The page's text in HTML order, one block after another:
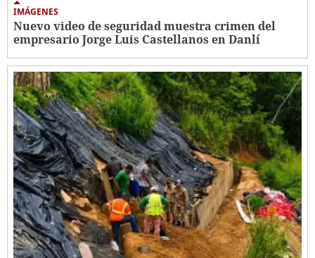
IMÁGENES
Nuevo video de seguridad muestra crimen del
empresario Jorge Luis Castellanos en Danlí